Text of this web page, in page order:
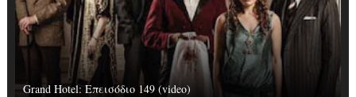
Grand Hotel: Επεισόδιο 149 (video)